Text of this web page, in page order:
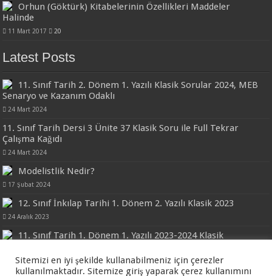
Orhun (Göktürk) Kitabelerinin Özellikleri Maddeler
Halinde
11 Mart 2017 20
Latest Posts
11. Sınıf Tarih 2. Dönem 1. Yazılı Klasik Sorular 2024, MEB
Senaryo ve Kazanım Odaklı
24 Mart 2024
11. Sınıf Tarih Dersi 3 Ünite 37 Klasik Soru ile Full Tekrar
Çalışma Kağıdı
24 Mart 2024
Modelistlik Nedir?
17 Şubat 2024
12. Sınıf İnkılap Tarihi 1. Dönem 2. Yazılı Klasik 2023
24 Aralık 2023
11. Sınıf Tarih 1. Dönem 1. Yazılı 2023-2024 Klasik
Sitemizi en iyi şekilde kullanabilmeniz için çerezler
kullanılmaktadır. Sitemize giriş yaparak çerez kullanımını